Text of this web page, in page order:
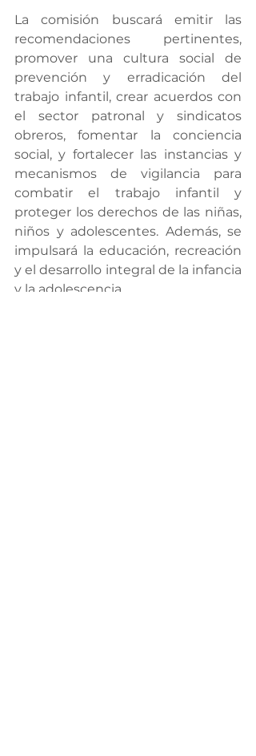
La comisión buscará emitir las
recomendaciones pertinentes,
promover una cultura social de
prevención y erradicación del
trabajo infantil, crear acuerdos con
el sector patronal y sindicatos
obreros, fomentar la conciencia
social, y fortalecer las instancias y
mecanismos de vigilancia para
combatir el trabajo infantil y
proteger los derechos de las niñas,
niños y adolescentes. Además, se
impulsará la educación, recreación
y el desarrollo integral de la infancia
y la adolescencia.